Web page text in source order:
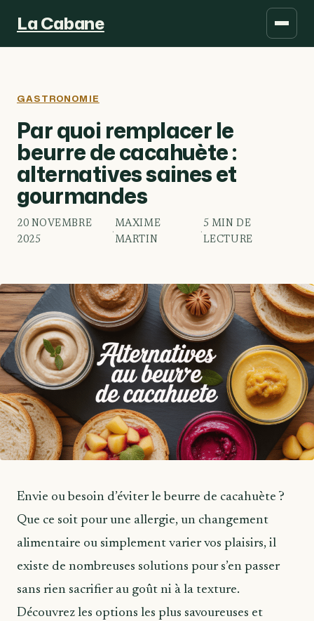
La Cabane
GASTRONOMIE
Par quoi remplacer le
beurre de cacahuète :
alternatives saines et
gourmandes
20 NOVEMBRE
2025
·
MAXIME
MARTIN
·
5 MIN DE
LECTURE
Envie ou besoin d’éviter le beurre de cacahuète ?
Que ce soit pour une allergie, un changement
alimentaire ou simplement varier vos plaisirs, il
existe de nombreuses solutions pour s’en passer
sans rien sacrifier au goût ni à la texture.
Découvrez les options les plus savoureuses et